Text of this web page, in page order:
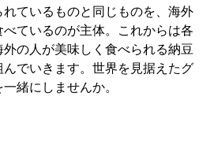
ているものと同じものを、海外
ているのが主体。これからは各
の人が美味しく食べられる納豆
でいきます。世界を見据えたグ
緒にしませんか。